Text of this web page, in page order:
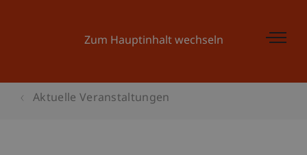
Zum Hauptinhalt wechseln
Aktuelle Veranstaltungen